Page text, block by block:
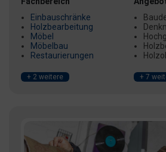
Einbauschränke
Holzbearbeitung
Möbel
Möbelbau
Restaurierungen
+ 2 weitere + 7